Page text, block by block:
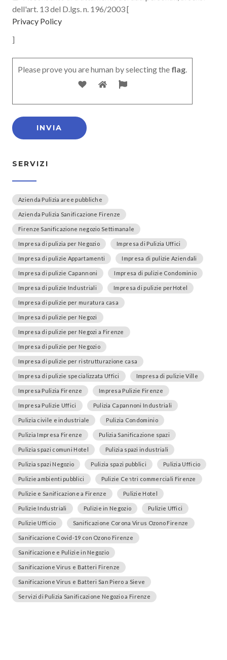
dell'art. 13 del D.lgs. n. 196/2003 [
Privacy Policy
]
Please prove you are human by selecting the flag
SERVIZI
Azienda Pulizia aree pubbliche
Azienda Pulizia Sanificazione Firenze
Firenze Sanificazione negozio Settimanale
Impresa di pulizia per Negozio Impresa di Pulizia Uffici
Impresa di pulizie Appartamenti Impresa di pulizie Aziendali
Impresa di pulizie Capannoni Impresa di pulizie Condominio
Impresa di pulizie Industriali Impresa di pulizie perHotel
Impresa di pulizie per muratura casa
Impresa di pulizie per Negozi
Impresa di pulizie per Negozi a Firenze
Impresa di pulizie per Negozio
Impresa di pulizie per ristrutturazione casa
Impresa di pulizie specializzata Uffici Impresa di pulizie Ville
Impresa Pulizia Firenze Impresa Pulizie Firenze
Impresa Pulizie Uffici Pulizia Capannoni Industriali
Pulizia civile e industriale Pulizia Condominio
Pulizia Impresa Firenze Pulizia Sanificazione spazi
Pulizia spazi comuni Hotel Pulizia spazi industriali
Pulizia spazi Negozio Pulizia spazi pubblici Pulizia Ufficio
Pulizie ambienti pubblici Pulizie Centri commerciali Firenze
Pulizie e Sanificazione a Firenze Pulizie Hotel
Pulizie Industriali Pulizie in Negozio Pulizie Uffici
Pulizie Ufficio Sanificazione Corona Virus Ozono Firenze
Sanificazione Covid-19 con Ozono Firenze
Sanificazione e Pulizie in Negozio
Sanificazione Virus e Batteri Firenze
Sanificazione Virus e Batteri San Piero a Sieve
Servizi di Pulizia Sanificazione Negozio a Firenze